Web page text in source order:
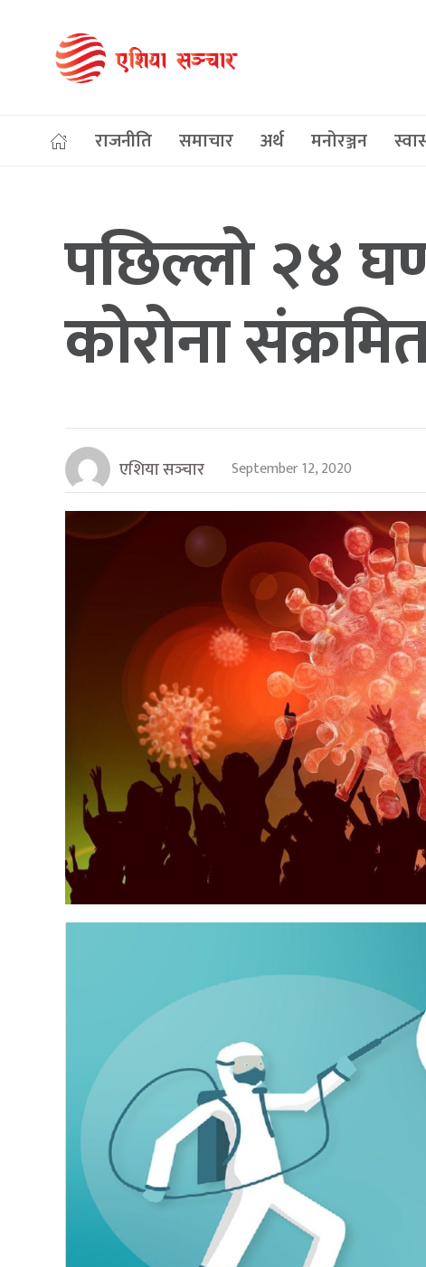
राजनीति समाचार अर्थ मनोरञ्जन
पछिल्लो २४
कोरोना
एशिया सञ्‍चार September 12, 2020